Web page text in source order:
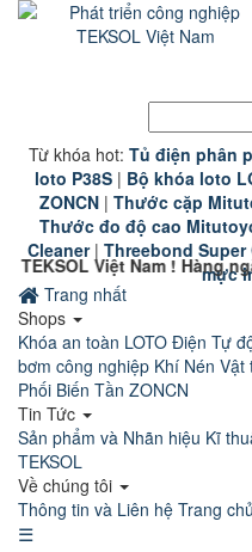
Từ khóa hot: Tủ điện phân
loto P38S| Bộ khóa loto
ZONCN| Thước cặp
Thước đo độ cao
Cleaner| Threebond Super
mực
Nam ! Hàng ngàn sản
Trang nhất
Shops
Khóa an toàn LOTO Điện Tự
bơm công nghiệp Khí Nén Vật
Phối Biến Tần ZONCN
Tin Tức
Sản phẩm và Nhãn hiệu Kĩ
TEKSOL
Về chúng tôi
Thông tin và Liên hệ Trang
☰